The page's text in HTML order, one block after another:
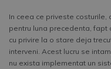
In ceea ce priveste
pentru luna precedenta, fapt
cu privire la o stare deja
interveni. Acest lucru se
nu exista implementat un